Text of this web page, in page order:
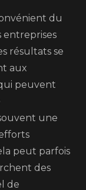
du
résultats se
aux
peuvent
une
peut parfois
des
de